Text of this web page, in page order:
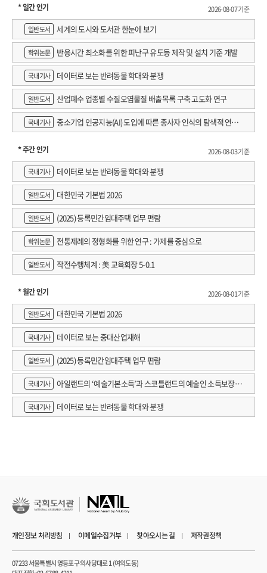
* 일간 인기
2026-08-07 기준
일반도서
세계의 도시와 도서관 한눈에 보기
학위논문 반응시간 최소화를 위한 피난구 유도등 제작 및 설치 기준 개발
국내기사 데이터로 보는 반려동물 학대와 분쟁
일반도서 산업폐수 업종별 수질오염물질 배출목록 구축 고도화 연구
국내기사
중소기업 인공지능(AI) 도입에 따른 종사자 인식의 탐색적 연구 :
* 주간 인기
2026-08-03 기준
국내기사
데이터로 보는 반려동물 학대와 분쟁
일반도서 대한민국 기본법 2026
일반도서 (2025) 등록민간임대주택 업무 편람
학위논문 전통제례의 정형화를 위한 연구 : 가제를 중심으로
일반도서 작전수행체계 : 美 교육회장 5-0.1
* 월간 인기
2026-08-01 기준
일반도서
대한민국 기본법 2026
국내기사 데이터로 보는 중대산업재해
일반도서 (2025) 등록민간임대주택 업무 편람
국내기사
아일랜드의 ‘예술기본소득’과 스코틀랜드의 예술인 소득보장정
책 논의
국내기사 데이터로 보는 반려동물 학대와 분쟁
개인정보 처리방침 이메일수집거부 찾아오시는 길 저작권정책
07233 서울특별시 영등포구 의사당대로 1 (여의도동)